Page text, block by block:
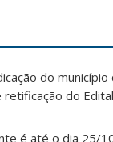
do
do
é até o dia 25/